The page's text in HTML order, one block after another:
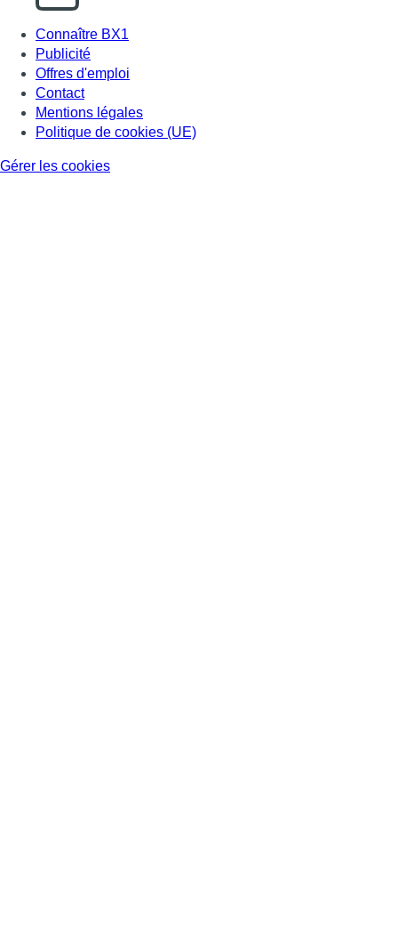
Connaître BX1
Publicité
Offres d'emploi
Contact
Mentions légales
Politique de cookies (UE)
Gérer les cookies